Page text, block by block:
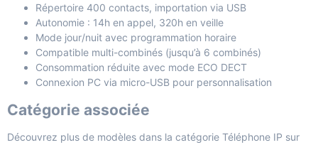
Répertoire 400 contacts, importation via USB
Autonomie : 14h en appel, 320h en veille
Mode jour/nuit avec programmation horaire
Compatible multi-combinés (jusqu’à 6 combinés)
Consommation réduite avec mode ECO DECT
Connexion PC via micro-USB pour personnalisation
Catégorie associée
Découvrez plus de modèles dans la catégorie Téléphone IP sur